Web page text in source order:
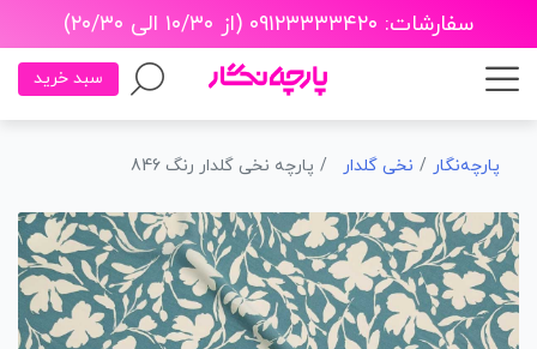
سفارشات: ۰۹۱۲۳۳۳۳۴۲۰ (از ۱۰/۳۰ الی ۲۰/۳۰)
سبد خرید
پارچه‌نگار نخی گلدار پارچه نخی گلدار رنگ 846